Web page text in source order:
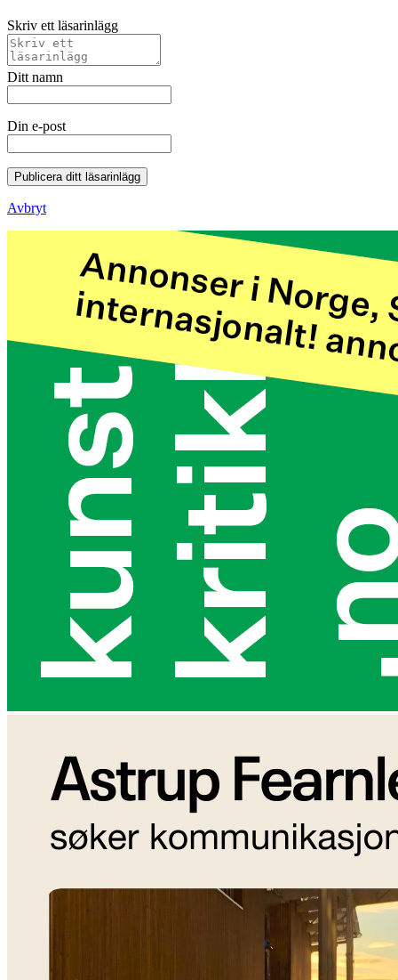
Skriv ett läsarinlägg
Ditt namn
Din e-post
Publicera ditt läsarinlägg
Avbryt